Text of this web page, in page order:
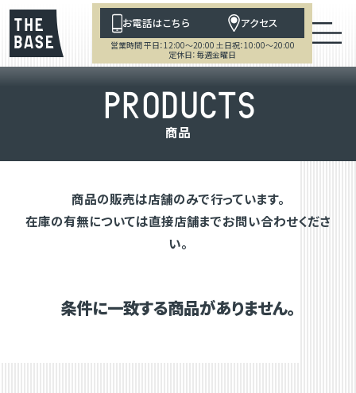
お電話はこちら アクセス
営業時間 平日：12:00～20:00 土日祝：10:00～20:00
定休日：毎週金曜日
PRODUCTS
商品
商品の販売は店舗のみで行っています。
在庫の有無については直接店舗までお問い合わせくださ
い。
条件に一致する商品がありません。